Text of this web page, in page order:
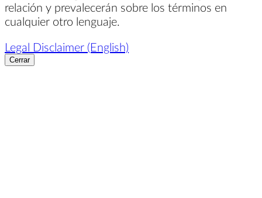
relación y prevalecerán sobre los términos en
cualquier otro lenguaje.
Legal Disclaimer (English)
Cerrar